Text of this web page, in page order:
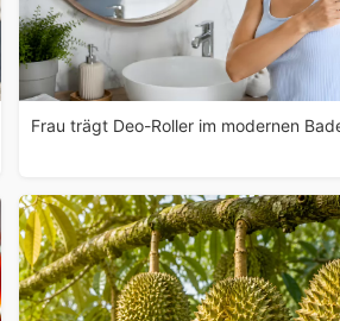
Frau trägt Deo-Roller im modernen